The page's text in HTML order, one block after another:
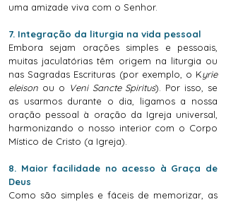
uma amizade viva com o Senhor.
7. Integração da liturgia na vida pessoal
Embora sejam orações simples e pessoais,
muitas jaculatórias têm origem na liturgia ou
nas Sagradas Escrituras (por exemplo, o Kyrie
eleison ou o Veni Sancte Spiritus). Por isso, se
as usarmos durante o dia, ligamos a nossa
oração pessoal à oração da Igreja universal,
harmonizando o nosso interior com o Corpo
Místico de Cristo (a Igreja).
8. Maior facilidade no acesso à Graça de
Deus
Como são simples e fáceis de memorizar, as